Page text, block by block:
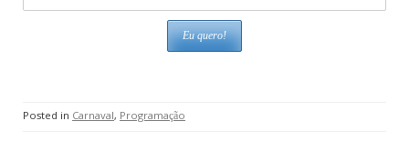
Posted in Carnaval, Programação